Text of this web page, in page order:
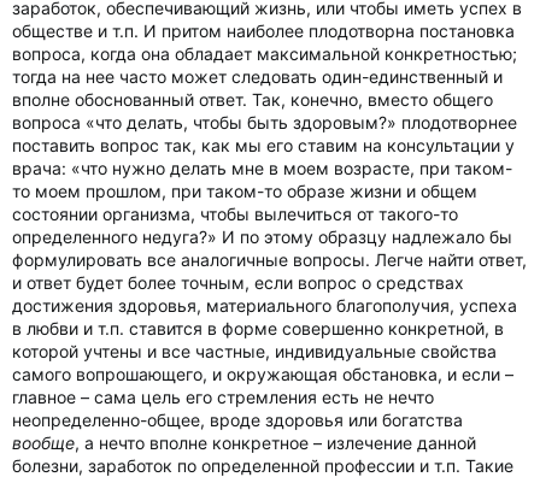
заработок, обеспечивающий жизнь, или чтобы иметь успех в
обществе и т.п. И притом наиболее плодотворна постановка
вопроса, когда она обладает максимальной конкретностью;
тогда на нее часто может следовать один-единственный и
вполне обоснованный ответ. Так, конечно, вместо общего
вопроса «что делать, чтобы быть здоровым?» плодотворнее
поставить вопрос так, как мы его ставим на консультации у
врача: «что нужно делать мне в моем возрасте, при таком-
то моем прошлом, при таком-то образе жизни и общем
состоянии организма, чтобы вылечиться от такого-то
определенного недуга?» И по этому образцу надлежало бы
формулировать все аналогичные вопросы. Легче найти ответ,
и ответ будет более точным, если вопрос о средствах
достижения здоровья, материального благополучия, успеха
в любви и т.п. ставится в форме совершенно конкретной, в
которой учтены и все частные, индивидуальные свойства
самого вопрошающего, и окружающая обстановка, и если –
главное – сама цель его стремления есть не нечто
неопределенно-общее, вроде здоровья или богатства
вообще, а нечто вполне конкретное – излечение данной
болезни, заработок по определенной профессии и т.п. Такие